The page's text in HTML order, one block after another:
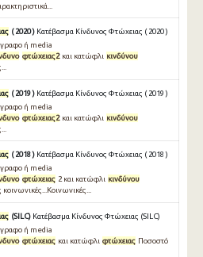
( 2020 ) Κατέβασμα Κίνδυνος Φτώχειας ( 2020 )
ή media
φτώχειας2και κατώφλι κινδύνου
( 2019 ) Κατέβασμα Κίνδυνος Φτώχειας ( 2019 )
ή media
φτώχειας2και κατώφλι κινδύνου
( 2018 ) Κατέβασμα Κίνδυνος Φτώχειας ( 2018 )
ή media
φτώχειας 2 και κατώφλι κινδύνου
κοινωνικές...Κοινωνικές...
(SILC) Κατέβασμα Κίνδυνος Φτώχειας (SILC)
ή media
φτώχειας και κατώφλι φτώχειας Ποσοστό